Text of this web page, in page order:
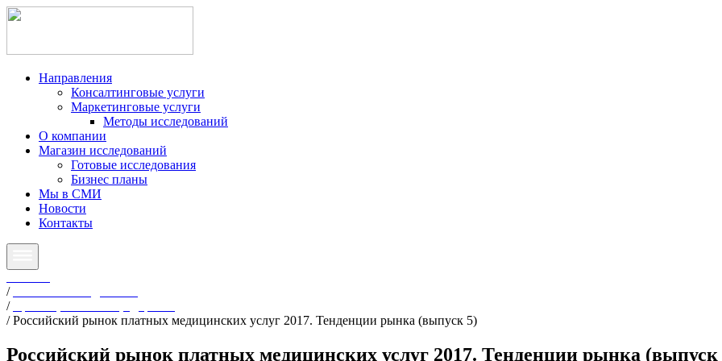
Направления
Консалтинговые услуги
Маркетинговые услуги
Методы исследований
О компании
Магазин исследований
Готовые исследования
Бизнес планы
Мы в СМИ
Новости
Контакты
/
/
/Российский рынок платных медицинских услуг 2017. Тенденции рынка (выпуск 5)
Российский рынок платных медицинских услуг 2017. Тенденции рынка (выпуск